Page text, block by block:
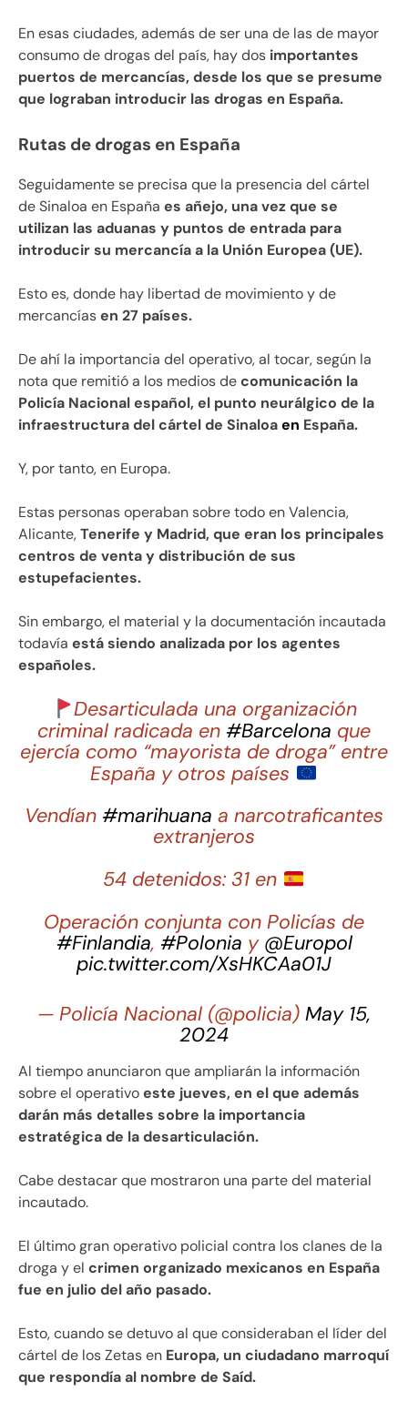
En esas ciudades, además de ser una de las de mayor
consumo de drogas del país, hay dos importantes
puertos de mercancías, desde los que se presume
que lograban introducir las drogas en España.
Rutas de drogas en España
Seguidamente se precisa que la presencia del cártel
de Sinaloa en España es añejo, una vez que se
utilizan las aduanas y puntos de entrada para
introducir su mercancía a la Unión Europea (UE).
Esto es, donde hay libertad de movimiento y de
mercancíasen 27 países.
De ahí la importancia del operativo, al tocar, según la
nota que remitió a los medios decomunicación la
Policía Nacional español, el punto neurálgico de la
infraestructura del cártel de Sinaloaen España.
Y, por tanto, en Europa.
Estas personas operaban sobre todo en Valencia,
Alicante,Tenerife y Madrid, que eran los principales
centros de venta y distribución de sus
estupefacientes.
Sin embargo, el material y la documentación incautada
todavía está siendo analizada por los agentes
españoles.
Desarticulada una organización
criminal radicada en #Barcelona que
ejercía como “mayorista de droga” entre
España y otros países
Vendían #marihuana a narcotraficantes
extranjeros
54 detenidos: 31 en
Operación conjunta con Policías de
#Finlandia, #Polonia y @Europol
pic.twitter.com/XsHKCAa01J
— Policía Nacional (@policia) May 15,
2024
Al tiempo anunciaron que ampliarán la información
sobre el operativoeste jueves, en el que además
darán más detalles sobre la importancia
estratégica de la desarticulación.
Cabe destacar que mostraron una parte del material
incautado.
El último gran operativo policial contra los clanes de la
droga y el crimen organizado mexicanos en España
fue en julio del año pasado.
Esto, cuando se detuvo al que consideraban el líder del
cártel de los Zetas en Europa, un ciudadano marroquí
que respondía al nombre de Saíd.